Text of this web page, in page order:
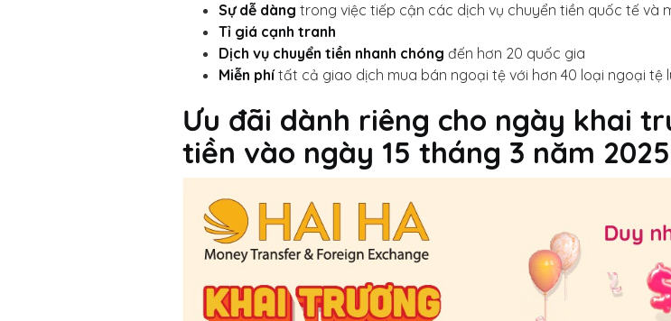
Sự dễ dàng trong việc tiếp cận các dịch vụ chuyển tiền quốc tế và
Tỉ giá cạnh tranh
Dịch vụ chuyển tiền nhanh chóng đến hơn 20 quốc gia
Miễn phítất cả giao dịch mua bán ngoại tệ với hơn 40 loại ngoại tệ
Ưu đãi dành riêng cho ngày khai
tiền vào ngày 15 tháng 3 năm